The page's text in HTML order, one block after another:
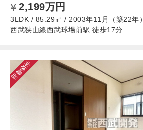
2,199万円
3LDK / 85.29㎡ / 2003年11月（築22年）
西武狭山線西武球場前駅 徒歩17分
新着物件